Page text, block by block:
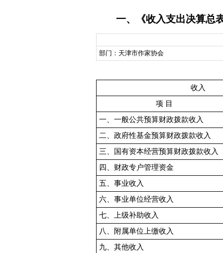
一、《收入支出决算总
部门：天津市作家协会
收入
项 目
一、一般公共预算财政拨款收入
二、政府性基金预算财政拨款收入
三、国有资本经营预算财政拨款收入
四、财政专户管理资金
五、事业收入
六、事业单位经营收入
七、上级补助收入
八、附属单位上缴收入
九、其他收入